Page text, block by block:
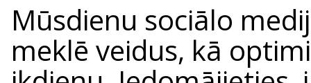
Mūsdienu sociālo
meklē veidus, kā